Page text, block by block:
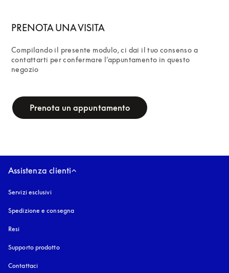
PRENOTA UNA VISITA
Compilando il presente modulo, ci dai il tuo consenso a
contattarti per confermare l’appuntamento in questo
negozio
Prenota un appuntamento
Assistenza clienti
Servizi esclusivi
Spedizione e consegna
Resi
Supporto prodotto
Contattaci